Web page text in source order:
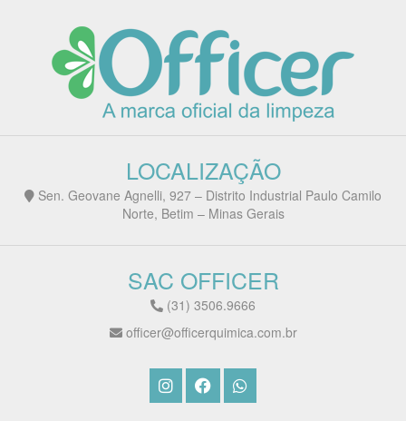
LOCALIZAÇÃO
Sen. Geovane Agnelli, 927 – Distrito Industrial Paulo Camilo
Norte, Betim – Minas Gerais
SAC OFFICER
(31) 3506.9666
officer@officerquimica.com.br